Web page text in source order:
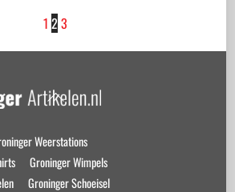
1 2 3
Back
Top
Weerstations
Groninger Wimpels
Groninger Schoeisel